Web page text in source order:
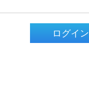
ログイン